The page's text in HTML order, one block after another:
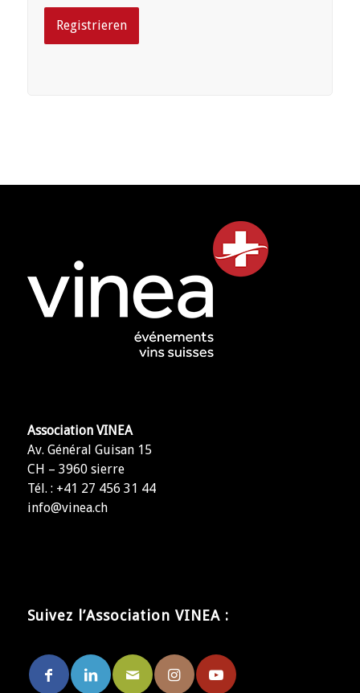
Registrieren
Association VINEA
Av. Général Guisan 15
CH – 3960 sierre
Tél. : +41 27 456 31 44
info@vinea.ch
Suivez l’Association VINEA :